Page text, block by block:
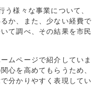
う様々な事業について、
か、また、少ない経費で
て調べ、その結果を市民
ムページで紹介していま
心を高めてもらうため、
分かりやすく表現してい